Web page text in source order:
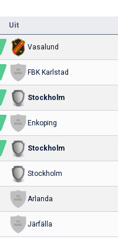
Uit
Vasalund
FBK Karlstad
Stockholm
Enkoping
Stockholm
Stockholm
Arlanda
Järfälla